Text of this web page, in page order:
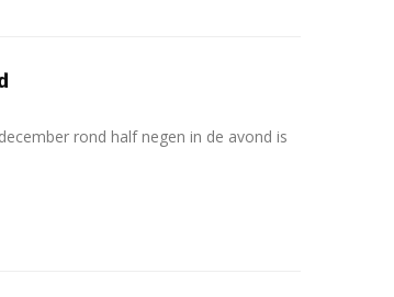
rond half negen in de avond is